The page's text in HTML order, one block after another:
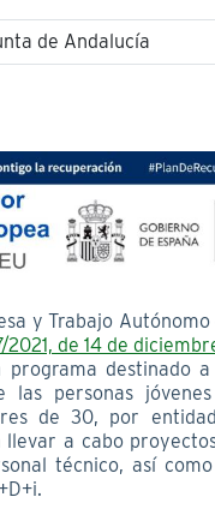
de Andalucía
y Trabajo
de 14 de
programa destinado
las personas
de 30, por
a cabo
técnico, así